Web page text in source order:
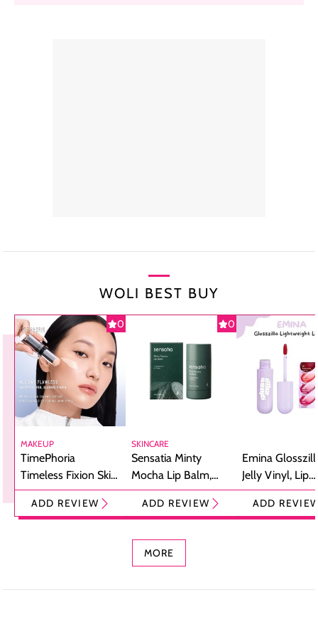
WOLI BEST BUY
0
MAKEUP
TimePhoria
Timeless Fixion Skin
Tint Stick,
Foundation dan
ADD REVIEW
0
SKINCARE
Sensatia Minty
Mocha Lip Balm,
Pelembap Bibir
dengan Aroma
ADD REVIEW
Emina
Jelly Vinyl, Lip
Cream Glossy
Ringan
ADD
MORE